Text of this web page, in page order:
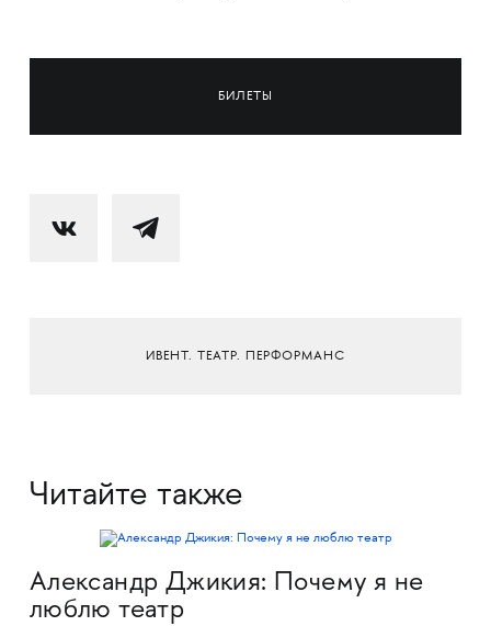
БИЛЕТЫ
ИВЕНТ. ТЕАТР. ПЕРФОРМАНС
Читайте также
Александр Джикия: Почему я не
люблю театр